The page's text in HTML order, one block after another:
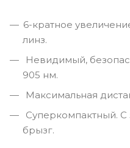
6-кратное
линз.
Невидимый,
905 нм.
Максимальная
Суперкомпактный. С
брызг.